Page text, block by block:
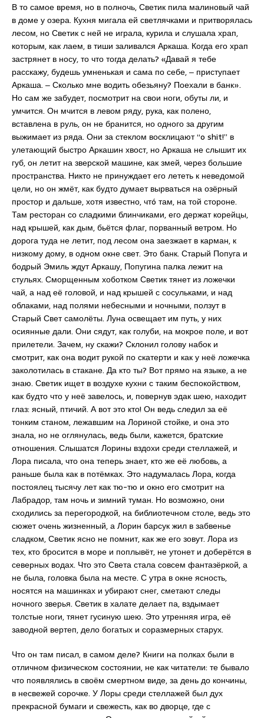
В то самое время, но в полночь, Светик пила малиновый чай
в доме у озера. Кухня мигала ей светлячками и притворялась
лесом, но Светик с ней не играла, курила и слушала храп,
которым, как лаем, в тиши заливался Аркаша. Когда его храп
застрянет в носу, то что тогда делать? «Давай я тебе
расскажу, будешь умненькая и сама по себе, ‒ приступает
Аркаша. ‒ Сколько мне водить обезьяну? Поехали в банк».
Но сам же забудет, посмотрит на свои ноги, обуты ли, и
умчится. Он мчится в левом ряду, рука, как полено,
вставлена в руль, он не бранится, но одного за другим
выжимает из ряда. Они за стеклом восклицают “o shit!” в
улетающий быстро Аркашин хвост, но Аркаша не слышит их
губ, он летит на зверской машине, как змей, через большие
пространства. Никто не принуждает его лететь к неведомой
цели, но он жмёт, как будто думает вырваться на озёрный
простор и дальше, хотя известно, чтó там, на той стороне.
Там ресторан со сладкими блинчиками, его держат корейцы,
над крышей, как дым, бьётся флаг, порванный ветром. Но
дорога туда не летит, под лесом она заезжает в карман, к
низкому дому, в одном окне свет. Это банк. Старый Попуга и
бодрый Эмиль ждут Аркашу, Попугина палка лежит на
стульях. Сморщенным хоботком Светик тянет из ложечки
чай, а над её головой, и над крышей с сосульками, и над
облаками, над полями небесными и ночными, ползут в
Старый Свет самолёты. Луна освещает им путь, у них
осиянные дали. Они сядут, как голуби, на мокрое поле, и вот
прилетели. Зачем, ну скажи? Склонил голову набок и
смотрит, как она водит рукой по скатерти и как у неё ложечка
заколотилась в стакане. Да кто ты? Вот прямо на языке, а не
знаю. Светик ищет в воздухе кухни с таким беспокойством,
как будто что у неё завелось, и, повернув эдак шею, находит
глаз: ясный, птичий. А вот это кто! Он ведь следил за её
тонким станом, лежавшим на Лориной стойке, и она это
знала, но не оглянулась, ведь были, кажется, братские
отношения. Слышатся Лорины вздохи среди стеллажей, и
Лора писала, что она теперь знает, кто же её любовь, а
раньше была как в потёмках. Это надумалась Лора, когда
постоялец тысячу лет как тю-тю и окно его смотрит на
Лабрадор, там ночь и зимний туман. Но возможно, они
сходились за перегородкой, на библиотечном столе, ведь это
сюжет очень жизненный, а Лорин барсук жил в забвенье
сладком, Светик ясно не помнит, как же его зовут. Лора из
тех, кто бросится в море и поплывёт, не утонет и доберётся в
северных водах. Что это Света стала совсем фантазёркой, а
не была, головка была на месте. С утра в окне ясность,
носятся на машинках и убирают снег, сметают следы
ночного зверья. Светик в халате делает па, вздымает
толстые ноги, тянет гусиную шею. Это утренняя игра, её
заводной вертеп, дело богатых и соразмерных старух.
Что он там писал, в самом деле? Книги на полках были в
отличном физическом состоянии, не как читатели: те бывало
что появлялись в своём смертном виде, за день до кончины,
в несвежей сорочке. У Лоры среди стеллажей был дух
прекрасной бумаги и свежесть, как во дворце, где с